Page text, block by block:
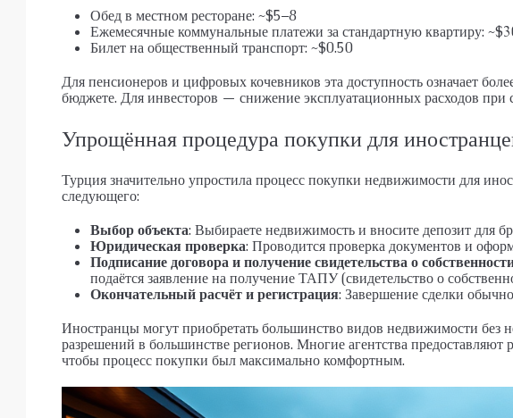
Обед в местном ресторане: ~$5–8
Ежемесячные коммунальные платежи за стандартную квартиру:
Билет на общественный транспорт: ~$0.50
Для пенсионеров и цифровых кочевников эта доступность означает
бюджете. Для инвесторов — снижение эксплуатационных расходов при
Упрощённая процедура покупки для
Турция значительно упростила процесс покупки недвижимости для
следующего:
Выбор объекта: Выбираете недвижимость и вносите депозит для
Юридическая проверка: Проводится проверка документов и
Подписание договора и получение свидетельства о
подаётся заявление на получение ТАПУ (свидетельство о
Окончательный расчёт и регистрация: Завершение сделки
Иностранцы могут приобретать большинство видов недвижимости без
разрешений в большинстве регионов. Многие агентства
чтобы процесс покупки был максимально комфортным.